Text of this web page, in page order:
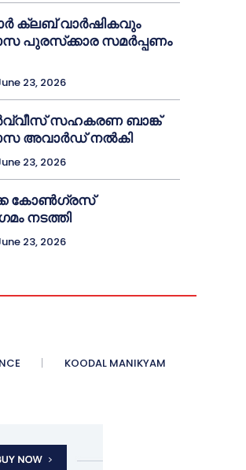
ക്ലബ് വാർഷികവും
പുരസ്‌ക്കാര സമർപ്പണം
23, 2026
സഹകരണ ബാങ്ക്
അവാർഡ് നൽകി
23, 2026
കോൺഗ്രസ്
നടത്തി
23, 2026
KOODAL MANIKYAM